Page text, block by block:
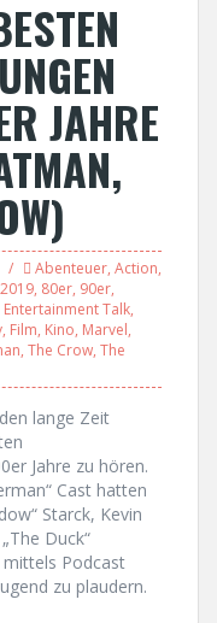
JAHRE
Abenteuer, Action,
2019, 80er, 90er,
Entertainment Talk,
, Film, Kino, Marvel,
, The Crow, The
lange Zeit
Jahre zu hören.
Cast hatten
Starck, Kevin
Duck“
Podcast
zu plaudern.